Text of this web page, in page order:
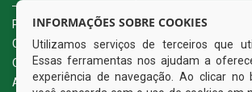
Portal da Transparência
Carta de Serviços ao Usuário
Ouvidoria Eletrônica
Acesso a Informação (eSIC)
INFORMAÇÕES SOBRE COOKIES
Utilizamos serviços de terceiros que
Essas ferramentas nos ajudam a
experiência de navegação. Ao clicar no